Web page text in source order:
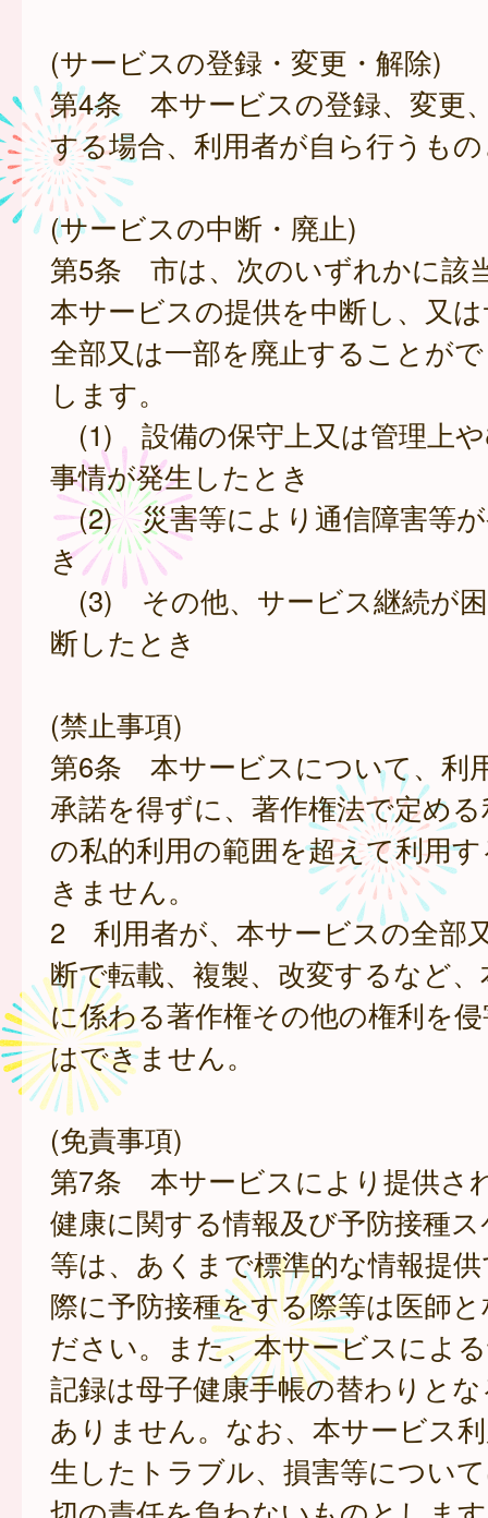
(サービスの登録・変更・解除)
第4条 本サービスの登録、変更
する場合、利用者が自ら行うも
(サービスの中断・廃止)
第5条 市は、次のいずれかに該
本サービスの提供を中断し、又
全部又は一部を廃止することが
します。
(1) 設備の保守上又は管理上
事情が発生したとき
(2) 災害等により通信障害等が
き
(3) その他、サービス継続が
断したとき
(禁止事項)
第6条 本サービスについて、利
承諾を得ずに、著作権法で定め
の私的利用の範囲を超えて利用
きません。
2 利用者が、本サービスの全部
断で転載、複製、改変するなど
に係わる著作権その他の権利を
はできません。
(免責事項)
第7条 本サービスにより提供さ
健康に関する情報及び予防接種
等は、あくまで標準的な情報提
際に予防接種をする際等は医師
ださい。また、本サービスによ
記録は母子健康手帳の替わりと
ありません。なお、本サービス
生したトラブル、損害等につい